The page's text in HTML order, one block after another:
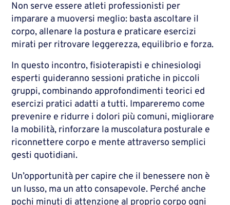
Non serve essere atleti professionisti per
imparare a muoversi meglio: basta ascoltare il
corpo, allenare la postura e praticare esercizi
mirati per ritrovare leggerezza, equilibrio e forza.
In questo incontro, fisioterapisti e chinesiologi
esperti guideranno sessioni pratiche in piccoli
gruppi, combinando approfondimenti teorici ed
esercizi pratici adatti a tutti. Impareremo come
prevenire e ridurre i dolori più comuni, migliorare
la mobilità, rinforzare la muscolatura posturale e
riconnettere corpo e mente attraverso semplici
gesti quotidiani.
Un’opportunità per capire che il benessere non è
un lusso, ma un atto consapevole. Perché anche
pochi minuti di attenzione al proprio corpo ogni